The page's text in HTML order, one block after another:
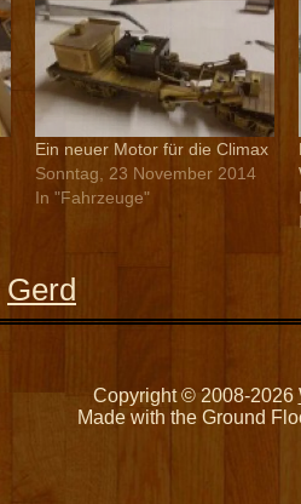
Ein neuer Motor für die Climax
Sonntag, 23 November 2014
In "Fahrzeuge"
Gerd
Copyright © 2008-2026
Made with the Ground